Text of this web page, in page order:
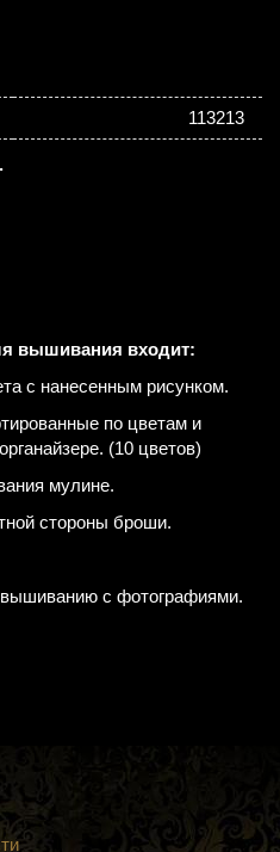
113213
вышивания входит:
с нанесенным рисунком.
по цветам и
(10 цветов)
мулине.
стороны броши.
с фотографиями.